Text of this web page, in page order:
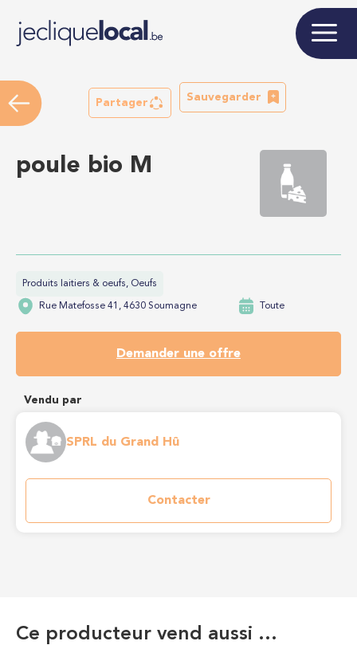
Partager
Sauvegarder
poule bio M
Produits laitiers & oeufs, Oeufs
Rue Matefosse 41, 4630 Soumagne Toute
Demander une offre
Vendu par
SPRL du Grand Hû
Contacter
Ce producteur vend aussi …